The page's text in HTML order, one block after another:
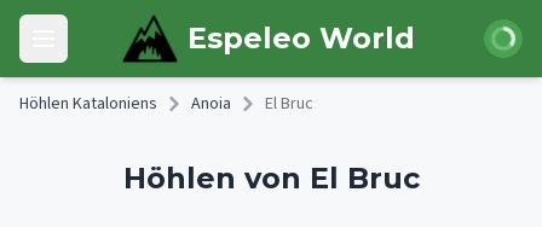
Skip to main content
Open main menu Espeleo World
Höhlen Kataloniens Anoia El Bruc
Höhlen von El Bruc